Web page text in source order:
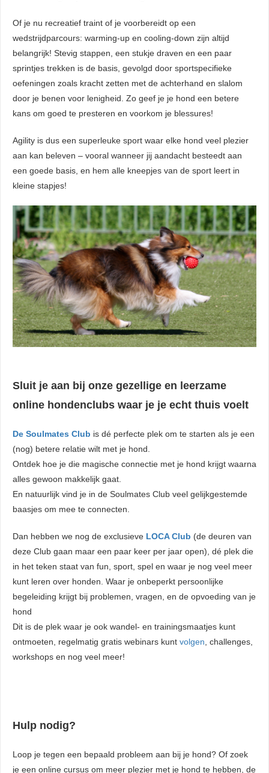
Of je nu recreatief traint of je voorbereidt op een
wedstrijdparcours: warming-up en cooling-down zijn altijd
belangrijk! Stevig stappen, een stukje draven en een paar
sprintjes trekken is de basis, gevolgd door sportspecifieke
oefeningen zoals kracht zetten met de achterhand en slalom
door je benen voor lenigheid. Zo geef je je hond een betere
kans om goed te presteren en voorkom je blessures!
Agility is dus een superleuke sport waar elke hond veel plezier
aan kan beleven – vooral wanneer jij aandacht besteedt aan
een goede basis, en hem alle kneepjes van de sport leert in
kleine stapjes!
Sluit je aan bij onze gezellige en leerzame
online hondenclubs waar je je echt thuis voelt
De Soulmates Club is dé perfecte plek om te starten als je een
(nog) betere relatie wilt met je hond.
Ontdek hoe je die magische connectie met je hond krijgt waarna
alles gewoon makkelijk gaat.
En natuurlijk vind je in de Soulmates Club veel gelijkgestemde
baasjes om mee te connecten.
Dan hebben we nog de exclusieve LOCA Club (de deuren van
deze Club gaan maar een paar keer per jaar open), dé plek die
in het teken staat van fun, sport, spel en waar je nog veel meer
kunt leren over honden. Waar je onbeperkt persoonlijke
begeleiding krijgt bij problemen, vragen, en de opvoeding van je
hond
Dit is de plek waar je ook wandel- en trainingsmaatjes kunt
ontmoeten, regelmatig gratis webinars kunt volgen , challenges,
workshops en nog veel meer!
Hulp nodig?
Loop je tegen een bepaald probleem aan bij je hond? Of zoek
je een online cursus om meer plezier met je hond te hebben, de